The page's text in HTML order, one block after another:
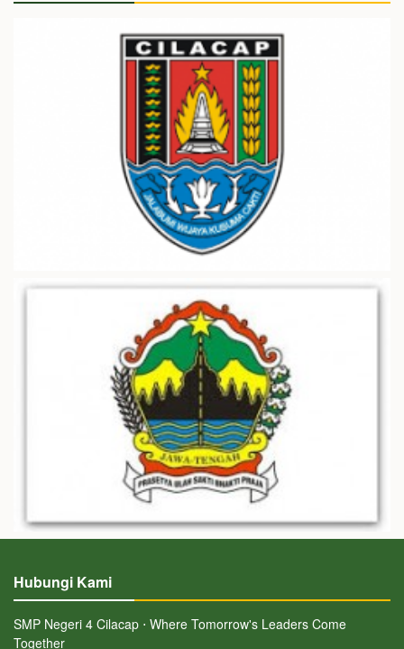
Hubungi Kami
SMP Negeri 4 Cilacap ⋅ Where Tomorrow's Leaders Come
Together